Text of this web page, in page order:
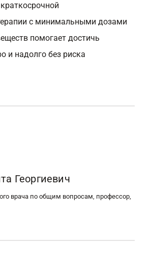
с минимальными дозами
помогает достичь
и надолго без риска
Георгиевич
врача по общим вопросам, профессор,